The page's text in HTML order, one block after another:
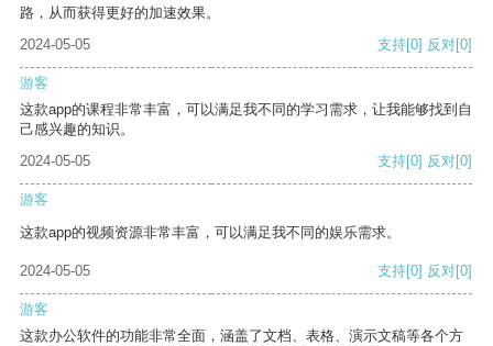
路，从而获得更好的加速效果。
2024-05-05
支持[0] 反对[0]
游客
这款app的课程非常丰富，可以满足我不同的学习需求，让我能够找到自
己感兴趣的知识。
2024-05-05
支持[0] 反对[0]
游客
这款app的视频资源非常丰富，可以满足我不同的娱乐需求。
2024-05-05 支持[0] 反对[0]
游客
这款办公软件的功能非常全面，涵盖了文档、表格、演示文稿等各个方